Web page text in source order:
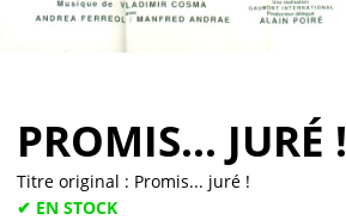
PROMIS... JURÉ !
Titre original : Promis... juré !
✔ EN STOCK